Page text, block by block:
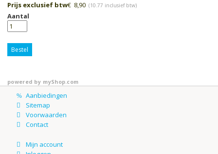
Prijs exclusief btw€ 8,90 (10.77 inclusief btw)
Aantal
Bestel
powered by myShop.com